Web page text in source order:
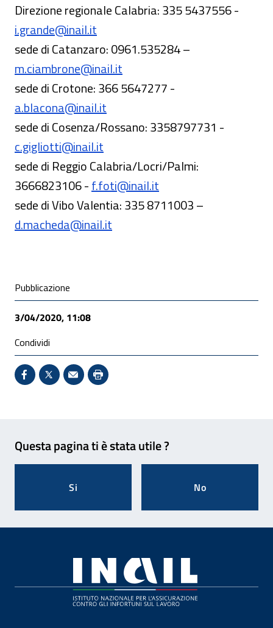
Direzione regionale Calabria: 335 5437556 -
i.grande@inail.it
sede di Catanzaro: 0961.535284 –
m.ciambrone@inail.it
sede di Crotone: 366 5647277 -
a.blacona@inail.it
sede di Cosenza/Rossano: 3358797731 -
c.gigliotti@inail.it
sede di Reggio Calabria/Locri/Palmi:
3666823106 -f.foti@inail.it
sede di Vibo Valentia: 335 8711003 –
d.macheda@inail.it
Condivisione social
Pubblicazione
3/04/2020, 11:08
Condividi
Condividi su Facebook - Sito esterno - Apertura in
X - Sito esterno - Apertura in nuova finestra
Invio Mail: apre il programma di posta
Stampa pagina: scelta meno
Questa pagina ti è stata utile ?
Si No